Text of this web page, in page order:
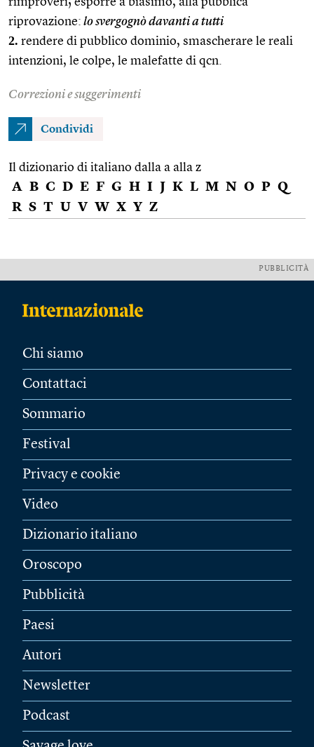
riprovazione: lo svergognò davanti a tutti
2. rendere di pubblico dominio, smascherare le reali
intenzioni, le colpe, le malefatte di qcn.
Correzioni e suggerimenti
Condividi
Il dizionario di italiano dalla a alla z
A B C D E F G H I J K L M N O P Q
R S T U V W X Y Z
PUBBLICITÀ
Chi siamo
Contattaci
Sommario
Festival
Privacy e cookie
Video
Dizionario italiano
Oroscopo
Pubblicità
Paesi
Autori
Newsletter
Podcast